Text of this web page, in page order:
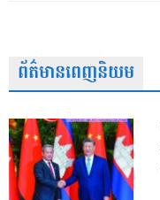
ព័ត៌មានពេញនិយម